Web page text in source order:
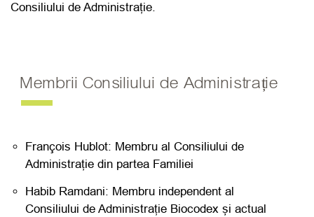
Consiliului de Administrație.
Membrii Consiliului de Administrație
François Hublot: Membru al Consiliului de
Administrație din partea Familiei
Habib Ramdani: Membru independent al
Consiliului de Administrație Biocodex și actual